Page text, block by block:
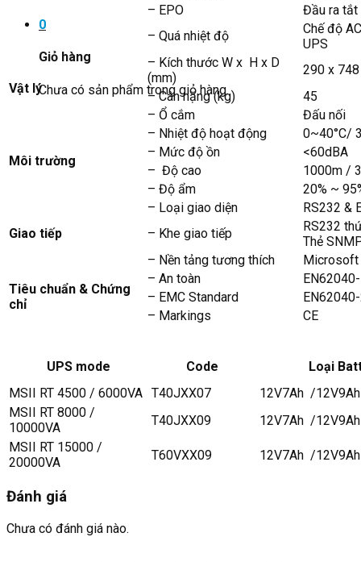
0
Giỏ hàng
Chưa có sản phẩm trong giỏ hàng.
– EPO
Đầu ra tắt
– Quá nhiệt độ
Chế độ
UPS
Vật lý
– Kích thước W x H x D
(mm)
290 x
– Cân nặng (kg)
45
– Ổ cắm
Đấu nối
Môi trường
– Nhiệt độ hoạt động
0~40°C/
– Mức độ ồn
<60dBA
– Độ cao
1000m /
– Độ ẩm
20% ~
Giao tiếp
– Loại giao diện
RS232 &
– Khe giao tiếp
RS232
Thẻ
– Nền tảng tương thích
Microsoft
Tiêu chuẩn & Chứng
chỉ
– An toàn
– EMC Standard
– Markings
CE
UPS mode Code
Loại
MSII RT 4500 / 6000VA T40JXX07
12V7Ah /12V9Ah
MSII RT 8000 /
10000VA
T40JXX09
12V7Ah /12V9Ah
MSII RT 15000 /
20000VA
T60VXX09 12V7Ah /12V9Ah
Đánh giá
Chưa có đánh giá nào.